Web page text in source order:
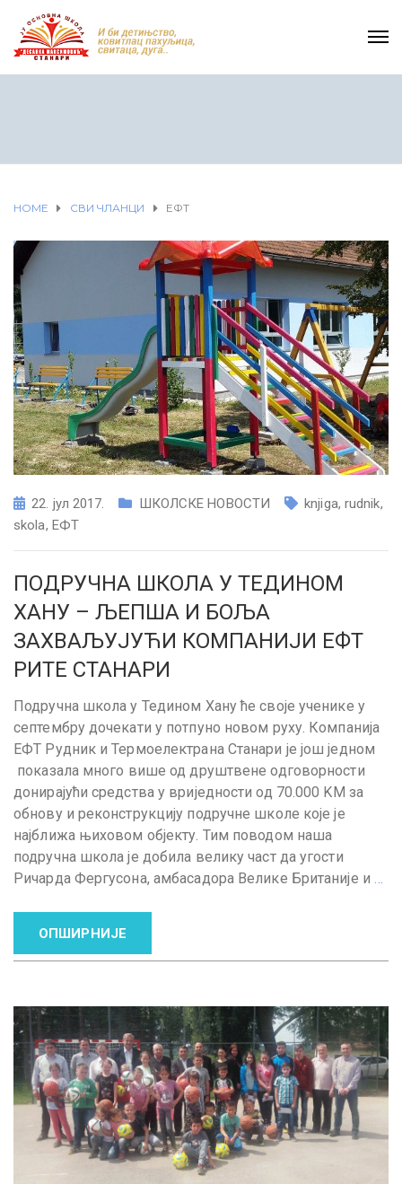
HOME СВИ ЧЛАНЦИ ЕФТ
22. јул 2017. ШКОЛСКЕ НОВОСТИ knjiga, rudnik,
skola, ЕФТ
ПОДРУЧНА ШКОЛА У ТЕДИНОМ
ХАНУ – ЉЕПША И БОЉА
ЗАХВАЉУЈУЋИ КОМПАНИЈИ ЕФТ
РИТЕ СТАНАРИ
Подручна школа у Тедином Хану ће своје ученике у
септембру дочекати у потпуно новом руху. Компанија
ЕФТ Рудник и Термоелектрана Станари је још једном
показала много више од друштвене одговорности
донирајући средства у вриједности од 70.000 KM за
обнову и реконструкцију подручне школе које је
најближа њиховом објекту. Тим поводом наша
подручна школа је добила велику част да угости
Ричарда Фергусона, амбасадора Велике Британије и …
ОПШИРНИЈЕ